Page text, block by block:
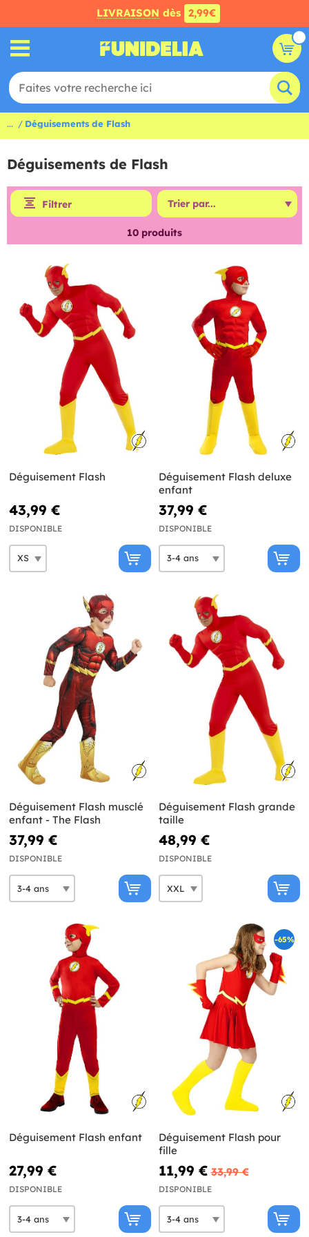
LIVRAISON dès 2,99€
... Déguisements de Flash
Déguisements de Flash
Filtrer
10 produits
Déguisement Flash
43,99 €
DISPONIBLE
Déguisement Flash deluxe
enfant
37,99 €
DISPONIBLE
Déguisement Flash musclé
enfant - The Flash
37,99 €
DISPONIBLE
Déguisement Flash grande
taille
48,99 €
DISPONIBLE
Déguisement Flash enfant
27,99 €
DISPONIBLE
-65%
Déguisement Flash pour
fille
11,99 € 33,99 €
DISPONIBLE